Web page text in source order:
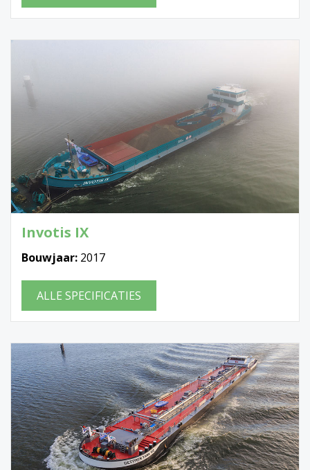
Invotis IX
Bouwjaar: 2017
ALLE SPECIFICATIES